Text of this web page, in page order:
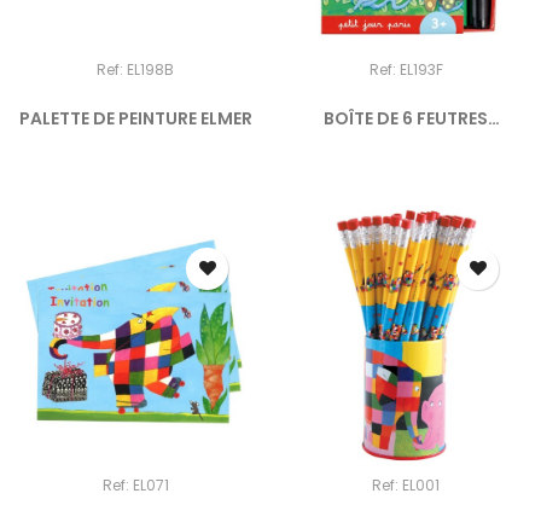
Ref: EL198B
PALETTE DE PEINTURE ELMER
Ref: EL193F
BOÎTE DE 6 FEUTRES
Ref: EL071 Ref: EL001